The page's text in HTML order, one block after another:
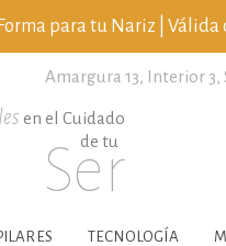
para tu Nariz | Válida
Amargura 13, Interior 3,
en el Cuidado
de tu
Ser
TECNOLOGÍA